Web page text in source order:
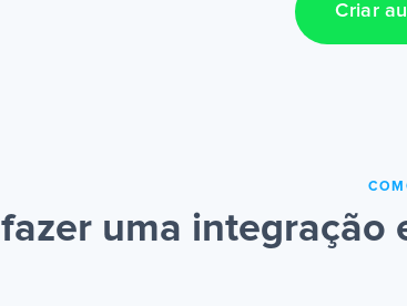
Criar
uma integração